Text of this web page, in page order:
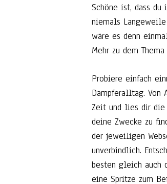
Schöne ist, dass
niemals
wäre es denn
Mehr zu dem
Probiere einfach
Dampferalltag.
Zeit und lies dir die
deine Zwecke zu
der jeweiligen
unverbindlich.
besten gleich auch
eine Spritze zum